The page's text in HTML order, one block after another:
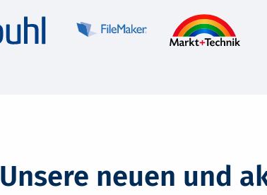
Unsere neuen und